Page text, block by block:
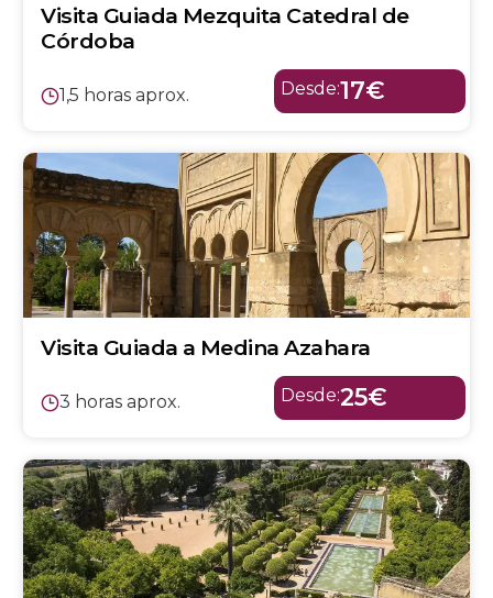
Visita Guiada Mezquita Catedral de
Córdoba
1,5 horas aprox. Desde:17€
Visita Guiada a Medina Azahara
3 horas aprox. Desde:25€